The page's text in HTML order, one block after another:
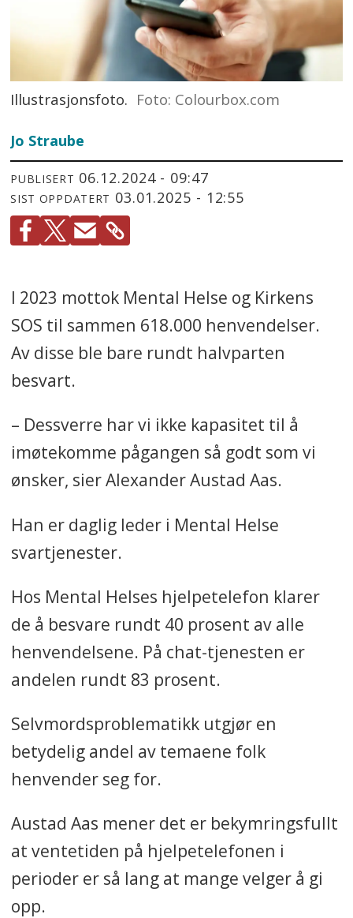
Illustrasjonsfoto. Foto: Colourbox.com
Jo Straube
PUBLISERT 06.12.2024 - 09:47
SIST OPPDATERT 03.01.2025 - 12:55
I 2023 mottok Mental Helse og Kirkens
SOS til sammen 618.000 henvendelser.
Av disse ble bare rundt halvparten
besvart.
– Dessverre har vi ikke kapasitet til å
imøtekomme pågangen så godt som vi
ønsker, sier Alexander Austad Aas.
Han er daglig leder i Mental Helse
svartjenester.
Hos Mental Helses hjelpetelefon klarer
de å besvare rundt 40 prosent av alle
henvendelsene. På chat-tjenesten er
andelen rundt 83 prosent.
Selvmordsproblematikk utgjør en
betydelig andel av temaene folk
henvender seg for.
Austad Aas mener det er bekymringsfullt
at ventetiden på hjelpetelefonen i
perioder er så lang at mange velger å gi
opp.